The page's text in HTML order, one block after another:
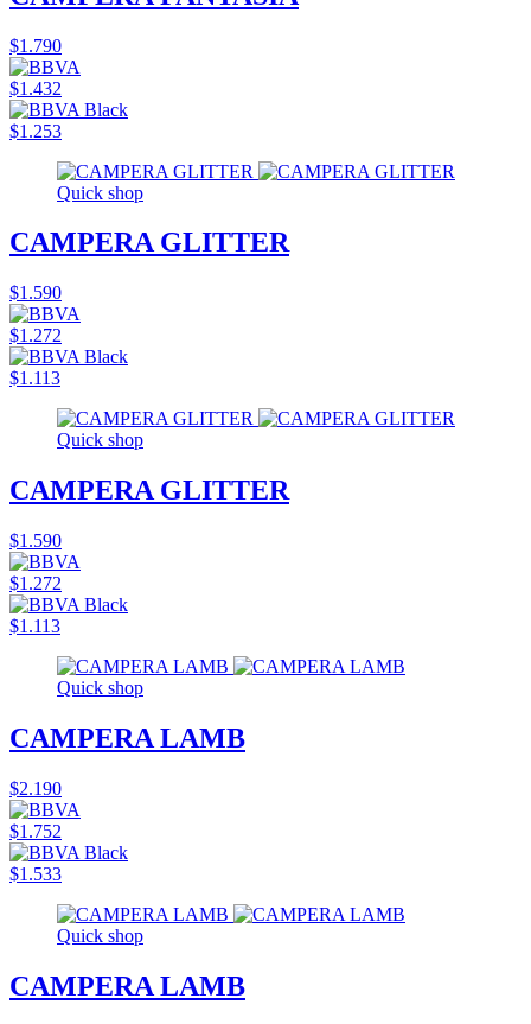
$1.790
$1.432
$1.253
Quick shop
CAMPERA GLITTER
$1.590
$1.272
$1.113
Quick shop
CAMPERA GLITTER
$1.590
$1.272
$1.113
Quick shop
CAMPERA LAMB
$2.190
$1.752
$1.533
Quick shop
CAMPERA LAMB